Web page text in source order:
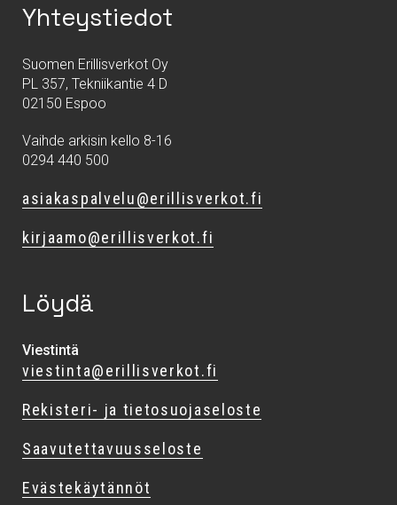
Yhteystiedot
Suomen Erillisverkot Oy
PL 357, Tekniikantie 4 D
02150 Espoo
Vaihde arkisin kello 8-16
0294 440 500
asiakaspalvelu@erillisverkot.fi
kirjaamo@erillisverkot.fi
Löydä
Viestintä
viestinta@erillisverkot.fi
Rekisteri- ja tietosuojaseloste
Saavutettavuusseloste
Evästekäytännöt